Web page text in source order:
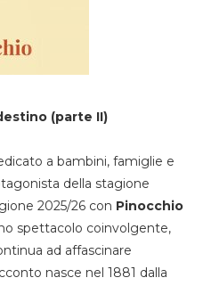
(parte II)
a bambini, famiglie e
della stagione
2025/26 con Pinocchio
spettacolo coinvolgente,
ad affascinare
nasce nel 1881 dalla